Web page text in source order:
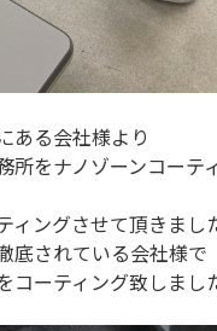
ある会社様より
所をナノゾーンコーテ
ィングさせて頂きまし
底されている会社様で
コーティング致しまし